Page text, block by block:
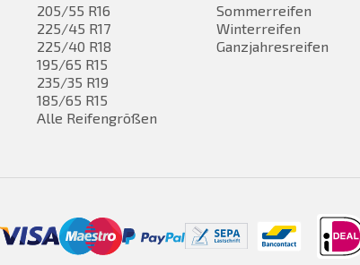
205/55 R16
225/45 R17
225/40 R18
195/65 R15
235/35 R19
185/65 R15
Alle Reifengrößen
Sommerreifen
Winterreifen
Ganzjahresreifen